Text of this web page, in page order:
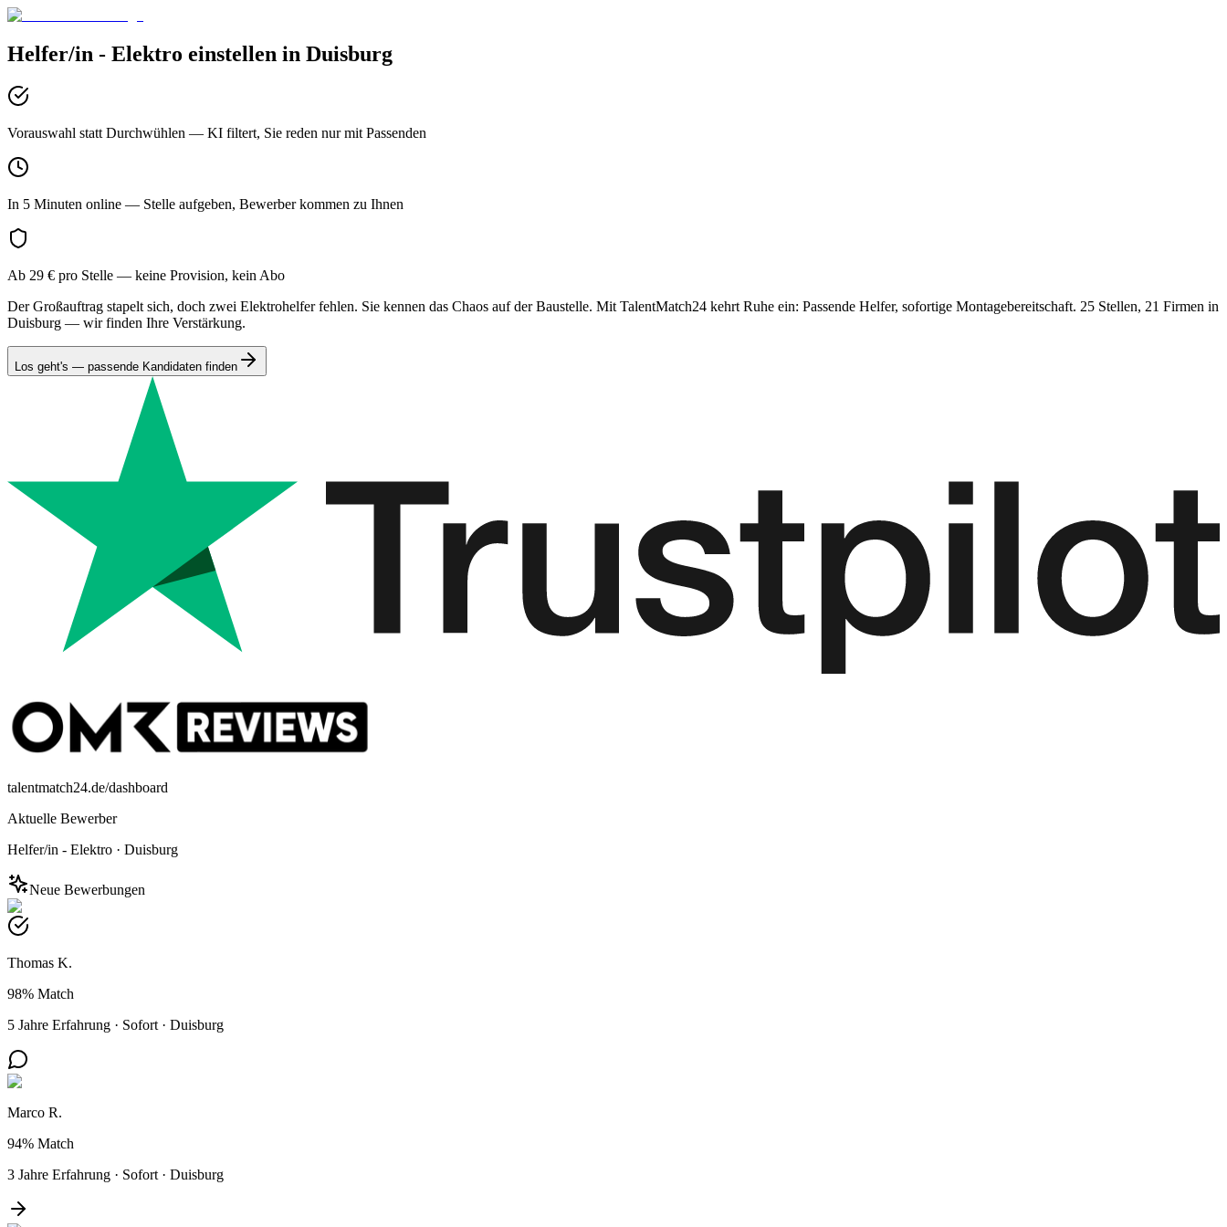
Helfer/in - Elektro einstellen in Duisburg
Vorauswahl statt Durchwühlen — KI filtert, Sie reden nur mit Passenden
In 5 Minuten online — Stelle aufgeben, Bewerber kommen zu Ihnen
Ab 29 € pro Stelle — keine Provision, kein Abo
Der Großauftrag stapelt sich, doch zwei Elektrohelfer fehlen. Sie kennen das Chaos auf der Baustelle. Mit TalentMatch24 kehrt Ruhe ein: Passende Helfer, sofortige Montagebereitschaft. 25 Stellen, 21 Firmen in
Duisburg — wir finden Ihre Verstärkung.
Los geht's — passende Kandidaten finden
talentmatch24.de/dashboard
Aktuelle Bewerber
Helfer/in - Elektro · Duisburg
Neue Bewerbungen
Thomas K.
98% Match
5 Jahre Erfahrung · Sofort · Duisburg
Marco R.
94% Match
3 Jahre Erfahrung · Sofort · Duisburg